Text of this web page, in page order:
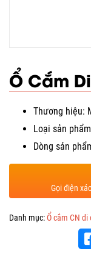
Ổ Cắm
Thương hiệu:
Loại sản
Dòng sản
Gọi điện
Danh mục:Ổ cắm CN di